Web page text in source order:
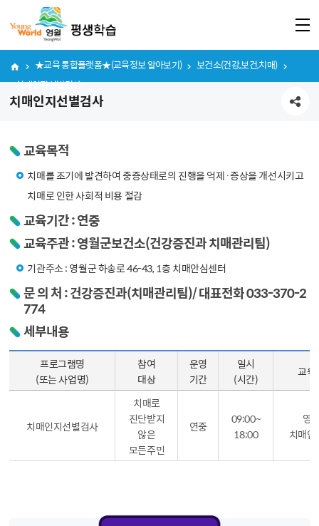
치매인지선별검사
★교육 통합플랫폼★(교육정보 알아보기)
보건소(건강,보건,치매)
치매인지선별검사
교육목적
치매를 조기에 발견하여 중증상태로의 진행을 억제·증상을 개선시키고
치매로 인한 사회적 비용 절감
교육기간 : 연중
교육주관 : 영월군보건소(건강증진과 치매관리팀)
기관주소 : 영월군 하송로 46-43, 1층 치매안심센터
문 의 처 : 건강증진과(치매관리팀)/ 대표전화 033-370-2
774
세부내용
프로그램명
(또는 사업명)
참여
대상
운영
기간
일시
(시간)
교육
치매인지선별검사
치매로
진단받지
않은
모든주민
연중
09:00~
18:00
영
치매